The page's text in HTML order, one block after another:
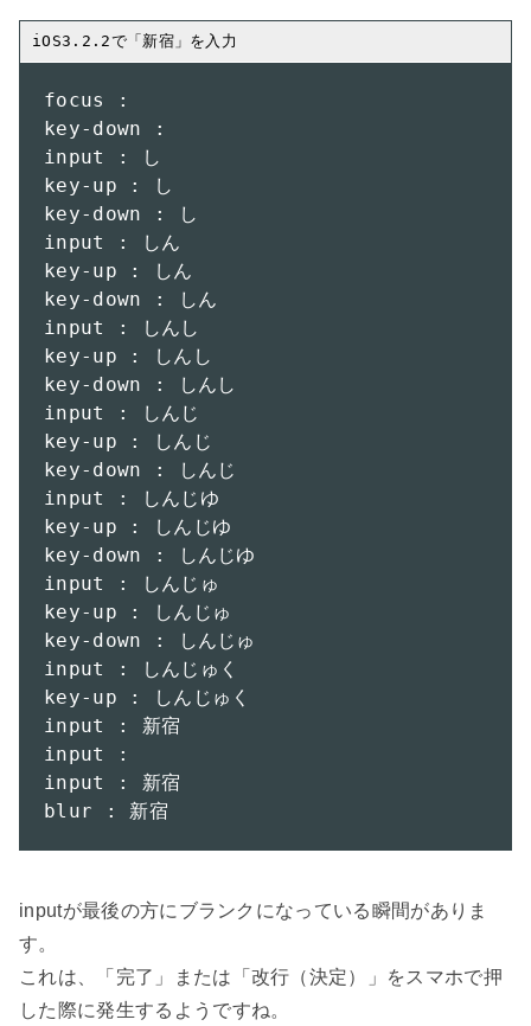
focus :
key-down :
input : し
key-up : し
key-down : し
input : しん
key-up : しん
key-down : しん
input : しんし
key-up : しんし
key-down : しんし
input : しんじ
key-up : しんじ
key-down : しんじ
input : しんじゆ
key-up : しんじゆ
key-down : しんじゆ
input : しんじゅ
key-up : しんじゅ
key-down : しんじゅ
input : しんじゅく
key-up : しんじゅく
input : 新宿
input :
input : 新宿
blur : 新宿
inputが最後の方にブランクになっている瞬間がありま
す。
これは、「完了」または「改行（決定）」をスマホで押
した際に発生するようですね。